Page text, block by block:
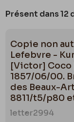
Présent dans 12
Copie non
Lefebvre -
[Victor] Coco
1857/06/00.
des Beaux-
8811/t5/p80
letter2994